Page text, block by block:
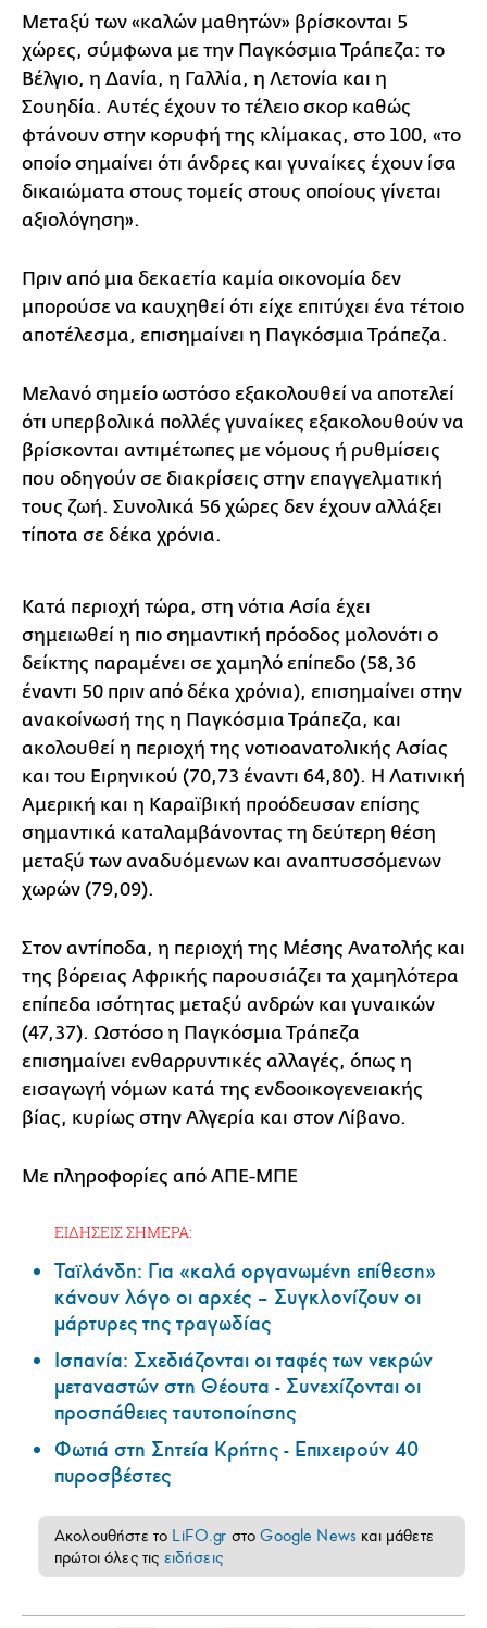
Μεταξύ των «καλών μαθητών» βρίσκονται 5
χώρες, σύμφωνα με την Παγκόσμια Τράπεζα: το
Βέλγιο, η Δανία, η Γαλλία, η Λετονία και η
Σουηδία. Αυτές έχουν το τέλειο σκορ καθώς
φτάνουν στην κορυφή της κλίμακας, στο 100, «το
οποίο σημαίνει ότι άνδρες και γυναίκες έχουν ίσα
δικαιώματα στους τομείς στους οποίους γίνεται
αξιολόγηση».
Πριν από μια δεκαετία καμία οικονομία δεν
μπορούσε να καυχηθεί ότι είχε επιτύχει ένα τέτοιο
αποτέλεσμα, επισημαίνει η Παγκόσμια Τράπεζα.
Μελανό σημείο ωστόσο εξακολουθεί να αποτελεί
ότι υπερβολικά πολλές γυναίκες εξακολουθούν να
βρίσκονται αντιμέτωπες με νόμους ή ρυθμίσεις
που οδηγούν σε διακρίσεις στην επαγγελματική
τους ζωή. Συνολικά 56 χώρες δεν έχουν αλλάξει
τίποτα σε δέκα χρόνια.
Κατά περιοχή τώρα, στη νότια Ασία έχει
σημειωθεί η πιο σημαντική πρόοδος μολονότι ο
δείκτης παραμένει σε χαμηλό επίπεδο (58,36
έναντι 50 πριν από δέκα χρόνια), επισημαίνει στην
ανακοίνωσή της η Παγκόσμια Τράπεζα, και
ακολουθεί η περιοχή της νοτιοανατολικής Ασίας
και του Ειρηνικού (70,73 έναντι 64,80). Η Λατινική
Αμερική και η Καραϊβική προόδευσαν επίσης
σημαντικά καταλαμβάνοντας τη δεύτερη θέση
μεταξύ των αναδυόμενων και αναπτυσσόμενων
χωρών (79,09).
Στον αντίποδα, η περιοχή της Μέσης Ανατολής και
της βόρειας Αφρικής παρουσιάζει τα χαμηλότερα
επίπεδα ισότητας μεταξύ ανδρών και γυναικών
(47,37). Ωστόσο η Παγκόσμια Τράπεζα
επισημαίνει ενθαρρυντικές αλλαγές, όπως η
εισαγωγή νόμων κατά της ενδοοικογενειακής
βίας, κυρίως στην Αλγερία και στον Λίβανο.
Με πληροφορίες από ΑΠΕ-ΜΠΕ
ΕΙΔΗΣΕΙΣ ΣΗΜΕΡΑ:
Ταϊλάνδη: Για «καλά οργανωμένη επίθεση»
κάνουν λόγο οι αρχές – Συγκλονίζουν οι
μάρτυρες της τραγωδίας
Ισπανία: Σχεδιάζονται οι ταφές των νεκρών
μεταναστών στη Θέουτα - Συνεχίζονται οι
προσπάθειες ταυτοποίησης
Φωτιά στη Σητεία Κρήτης - Επιχειρούν 40
πυροσβέστες
Ακολουθήστε το LiFO.gr στοGoogle News και μάθετε
πρώτοι όλες τις ειδήσεις